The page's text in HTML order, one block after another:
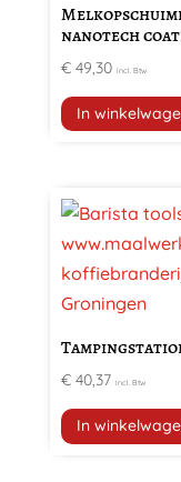
nanotech
€49,30 incl. Btw
In
€40,37 incl. Btw
In